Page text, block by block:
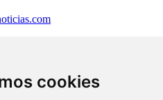
cookies